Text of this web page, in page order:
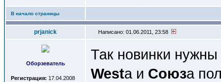
В начало страницы
prjanick Написано: 01.06.2011, 23:58
Оборзеватель
Регистрация: 17.04.2008
Так новинки
Westа и Союза